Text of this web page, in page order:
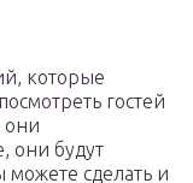
которые
гостей
они
они будут
сделать и